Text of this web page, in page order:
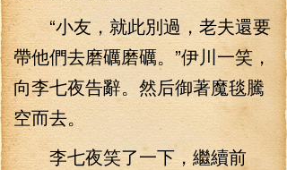
“小友，就此別過，老夫還要
帶他們去磨礪磨礪。”伊川一笑，
向李七夜告辭。然后御著魔毯騰
空而去。
李七夜笑了一下，繼續前